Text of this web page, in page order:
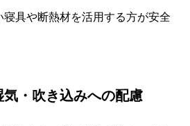
寝具や断熱材を活用する方が安全
・吹き込みへの配慮